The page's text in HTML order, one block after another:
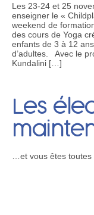
Les 23-24 et 25
enseigner le «
weekend de
des cours de Yoga
enfants de 3 à 12
d’adultes. Avec le
Kundalini […]
Les
…et vous êtes